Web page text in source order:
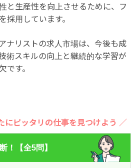
と生産性を向上させるために、フ
採用しています。
ナリストの求人市場は、今後も成
術スキルの向上と継続的な学習が
です。
にピッタリの仕事を見つけよう ／
！【全5問】